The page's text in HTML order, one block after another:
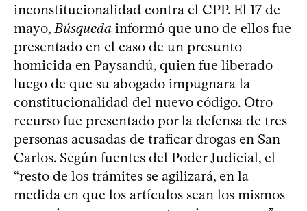
inconstitucionalidad contra el CPP. El 17 de
mayo, Búsqueda informó que uno de ellos fue
presentado en el caso de un presunto
homicida en Paysandú, quien fue liberado
luego de que su abogado impugnara la
constitucionalidad del nuevo código. Otro
recurso fue presentado por la defensa de tres
personas acusadas de traficar drogas en San
Carlos. Según fuentes del Poder Judicial, el
“resto de los trámites se agilizará, en la
medida en que los artículos sean los mismos